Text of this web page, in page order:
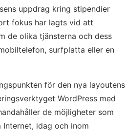
uppdrag kring stipendier
fokus har lagts vid att
de olika tjänsterna och dess
surfplatta eller en
för den nya layoutens
WordPress med
de möjligheter som
idag och inom